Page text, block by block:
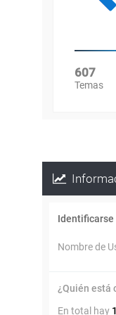
607
Temas
Identificarse
Nombre de
¿Quién está
En total hay